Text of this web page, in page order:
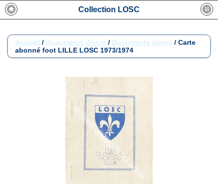
Collection LOSC
Accueil / Documents divers / Documents divers / Carte
abonné foot LILLE LOSC 1973/1974